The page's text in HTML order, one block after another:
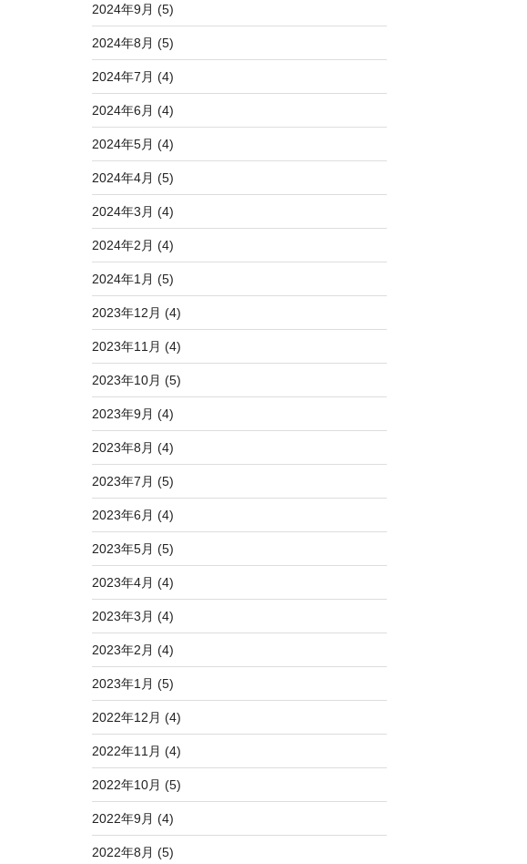
2024年9月 (5)
2024年8月 (5)
2024年7月 (4)
2024年6月 (4)
2024年5月 (4)
2024年4月 (5)
2024年3月 (4)
2024年2月 (4)
2024年1月 (5)
2023年12月 (4)
2023年11月 (4)
2023年10月 (5)
2023年9月 (4)
2023年8月 (4)
2023年7月 (5)
2023年6月 (4)
2023年5月 (5)
2023年4月 (4)
2023年3月 (4)
2023年2月 (4)
2023年1月 (5)
2022年12月 (4)
2022年11月 (4)
2022年10月 (5)
2022年9月 (4)
2022年8月 (5)